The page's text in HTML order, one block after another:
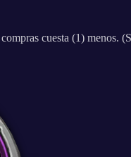
cuesta (1) menos.